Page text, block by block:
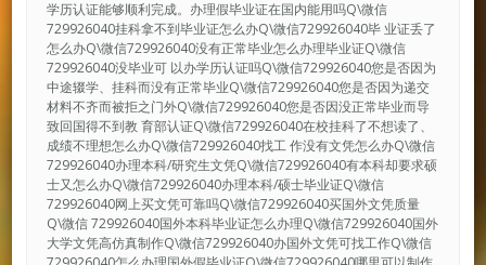
学历认证能够顺利完成。办理假毕业证在国内能用吗Q\微信
729926040挂科拿不到毕业证怎么办Q\微信729926040毕 业证丢了
怎么办Q\微信729926040没有正常毕业怎么办理毕业证Q\微信
729926040没毕业可 以办学历认证吗Q\微信729926040您是否因为
中途辍学、挂科而没有正常毕业Q\微信729926040您是否因为递交
材料不齐而被拒之门外Q\微信729926040您是否因没正常毕业而导
致回国得不到教 育部认证Q\微信729926040在校挂科了不想读了、
成绩不理想怎么办Q\微信729926040找工 作没有文凭怎么办Q\微信
729926040办理本科/研究生文凭Q\微信729926040有本科却要求硕
士又怎么办Q\微信729926040办理本科/硕士毕业证Q\微信
729926040网上买文凭可靠吗Q\微信729926040买国外文凭质量
Q\微信 729926040国外本科毕业证怎么办理Q\微信729926040国外
大学文凭高仿真制作Q\微信729926040办国外文凭可找工作Q\微信